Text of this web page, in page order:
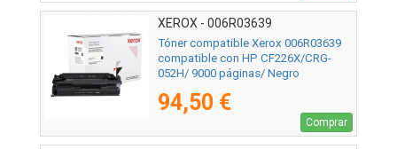
XEROX - 006R03639
Tóner compatible Xerox 006R03639
compatible con HP CF226X/CRG-
052H/ 9000 páginas/ Negro
94,50 €
Comprar